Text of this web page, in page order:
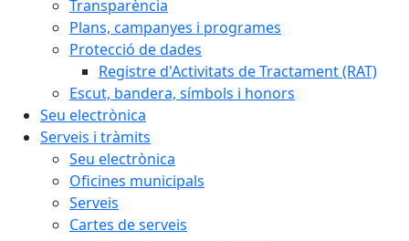
Transparència
Plans, campanyes i programes
Protecció de dades
Registre d'Activitats de Tractament (RAT)
Escut, bandera, símbols i honors
Seu electrònica
Serveis i tràmits
Seu electrònica
Oficines municipals
Serveis
Cartes de serveis